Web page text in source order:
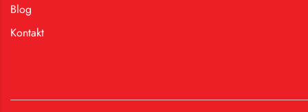
Blog
Kontakt